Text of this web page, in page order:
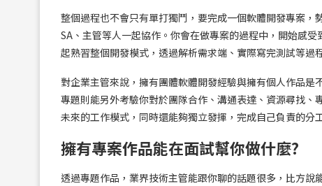
整個過程也不會只有單打獨鬥，要完成一個軟體開發專案，
SA、主管等人一起協作。你會在做專案的過程中，開始感
起熟習整個開發模式，透過解析需求端、實際寫完測試等過
對企業主管來說，擁有團體軟體開發經驗與擁有個人作品
專題則能另外考驗你對於團隊合作、溝通表達、資源尋找
未來的工作模式，同時還能夠獨立發揮，完成自己負責的分
擁有專案作品能在面試幫你做什麼?
透過專題作品，業界技術主管能跟你聊的話題很多，比方